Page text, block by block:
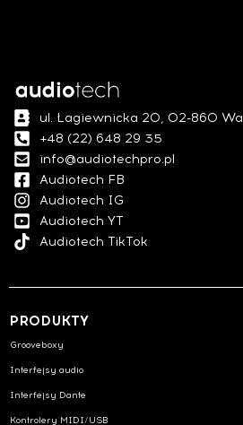
ul. Łagiewnicka 20, 02-860
+48 (22) 648 29 35
info@audiotechpro.pl
Audiotech FB
Audiotech IG
Audiotech YT
Audiotech TikTok
PRODUKTY
Grooveboxy
Interfejsy audio
Interfejsy Dante
Kontrolery MIDI/USB